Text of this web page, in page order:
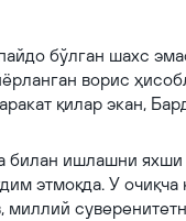
бўлган шахс
ворис
қилар экан,
ишлашни яхши
этмоқда. У
миллий